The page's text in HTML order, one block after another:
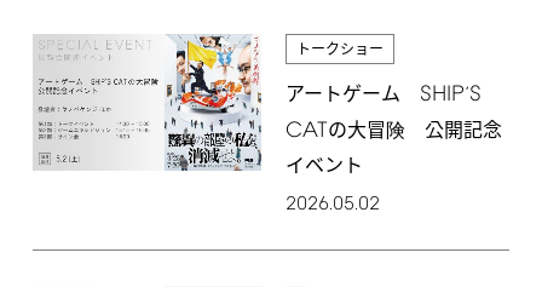
トークショー
アートゲーム SHIP’S
CATの大冒険 公開記念
イベント
2026.05.02